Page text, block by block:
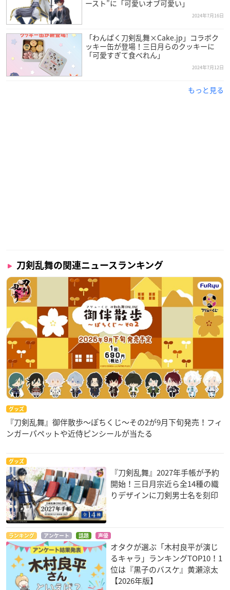
ースト”に「可愛いオブ可愛い」
2024年7月16日
「わんぱく刀剣乱舞×Cake.jp」コラボク
ッキー缶が登場！三日月らのクッキーに
「可愛すぎて食べれん」
2024年7月12日
もっと見る
刀剣乱舞の関連ニュースランキング
グッズ
『刀剣乱舞』御伴散歩～ぽちくじ～その2が9月下旬発売！フィ
ンガーパペットや近侍ピンシールが当たる
グッズ
『刀剣乱舞』2027年手帳が予約
開始！三日月宗近ら全14種の織
りデザインに刀剣男士名を刻印
ランキング アンケート 話題 声優
オタクが選ぶ「木村良平が演じ
るキャラ」ランキングTOP10！1
位は『黒子のバスケ』黄瀬涼太
【2026年版】